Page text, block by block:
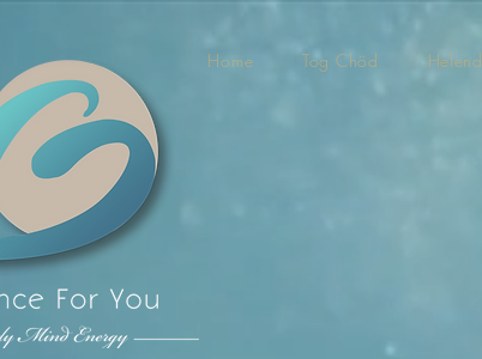
Home Tog Chöd